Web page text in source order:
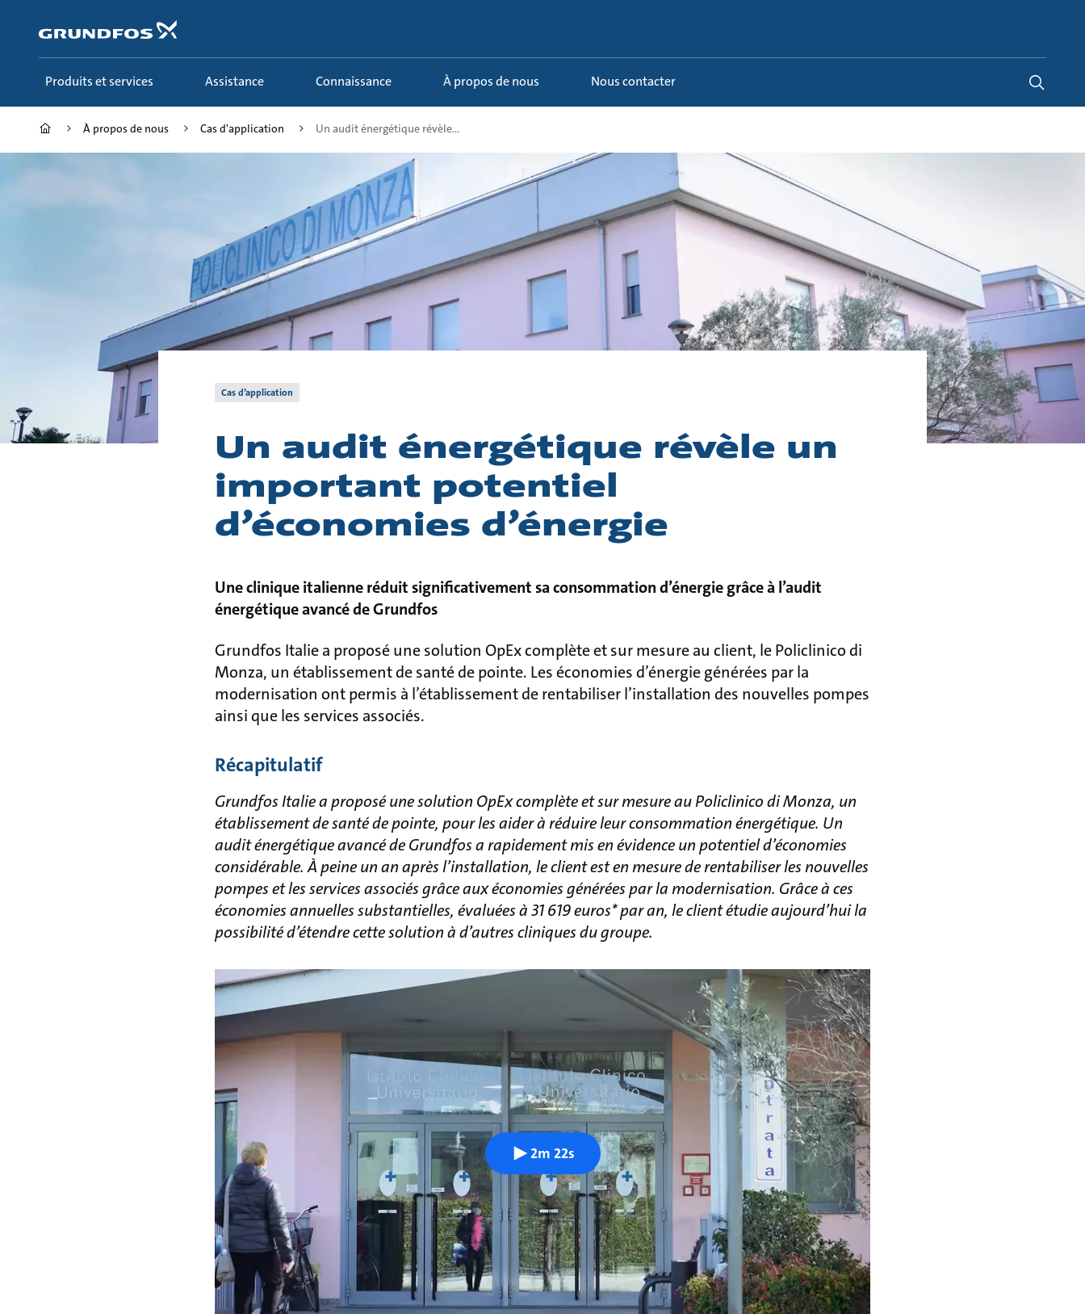
principal
Produits et services Assistance Connaissance À propos de nous Nous contacter
À propos de nous Cas d'application Un audit énergétique révèle...
Cas d’application
Un audit énergétique révèle un
important potentiel
d’économies d’énergie
Une clinique italienne réduit significativement sa consommation d’énergie grâce à l’audit
énergétique avancé de Grundfos
Grundfos Italie a proposé une solution OpEx complète et sur mesure au client, le Policlinico di
Monza, un établissement de santé de pointe. Les économies d’énergie générées par la
modernisation ont permis à l’établissement de rentabiliser l’installation des nouvelles pompes
ainsi que les services associés.
Récapitulatif
Grundfos Italie a proposé une solution OpEx complète et sur mesure au Policlinico di Monza, un
établissement de santé de pointe, pour les aider à réduire leur consommation énergétique. Un
audit énergétique avancé de Grundfos a rapidement mis en évidence un potentiel d’économies
considérable. À peine un an après l’installation, le client est en mesure de rentabiliser les nouvelles
pompes et les services associés grâce aux économies générées par la modernisation. Grâce à ces
économies annuelles substantielles, évaluées à 31 619 euros* par an, le client étudie aujourd’hui la
possibilité d’étendre cette solution à d’autres cliniques du groupe.
2m 22s